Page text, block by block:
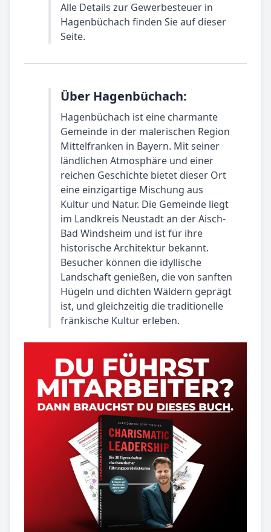
Alle Details zur Gewerbesteuer in
Hagenbüchach finden Sie auf dieser
Seite.
Über Hagenbüchach:
Hagenbüchach ist eine charmante
Gemeinde in der malerischen Region
Mittelfranken in Bayern. Mit seiner
ländlichen Atmosphäre und einer
reichen Geschichte bietet dieser Ort
eine einzigartige Mischung aus
Kultur und Natur. Die Gemeinde liegt
im Landkreis Neustadt an der Aisch-
Bad Windsheim und ist für ihre
historische Architektur bekannt.
Besucher können die idyllische
Landschaft genießen, die von sanften
Hügeln und dichten Wäldern geprägt
ist, und gleichzeitig die traditionelle
fränkische Kultur erleben.